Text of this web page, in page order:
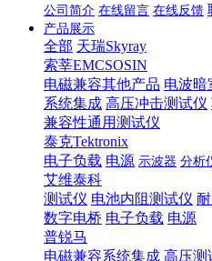
公司简介 在线留言 在线反馈
产品展示
全部 天瑞Skyray
索莘EMCSOSIN
电磁兼容其他产品 电波暗
系统集成 高压冲击测试仪
兼容性通用测试仪
泰克Tektronix
电子负载 电源 示波器 分析
艾维泰科
测试仪 电池内阻测试仪
数字电桥 电子负载 电源
普锐马
电磁兼容系统集成 高压测